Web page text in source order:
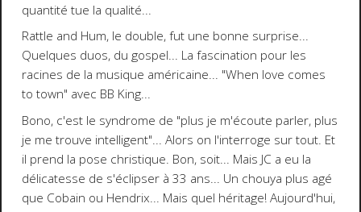
quantité tue la qualité...
Rattle and Hum, le double, fut une bonne surprise...
Quelques duos, du gospel... La fascination pour les
racines de la musique américaine... "When love comes
to town" avec BB King...
Bono, c'est le syndrome de "plus je m'écoute parler, plus
je me trouve intelligent"... Alors on l'interroge sur tout. Et
il prend la pose christique. Bon, soit... Mais JC a eu la
délicatesse de s'éclipser à 33 ans... Un chouya plus agé
que Cobain ou Hendrix... Mais quel héritage! Aujourd'hui,